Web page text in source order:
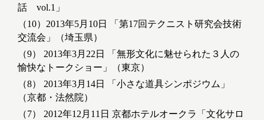
話 vol.1」
（10）2013年5月10日 「第17回テクニスト研究会技術
交流会」（埼玉県）
（9） 2013年3月22日 「無形文化に魅せられた３人の
愉快なトークショー」（東京）
（8） 2013年3月14日 「小さな道具シンポジウム」
（京都・法然院）
（7） 2012年12月11日 京都ホテルオークラ「文化サロ